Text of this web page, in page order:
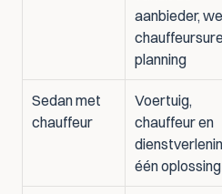
aanbieder,
planning
Sedan met
chauffeur
Voertuig,
chauffeur en
één oplossing